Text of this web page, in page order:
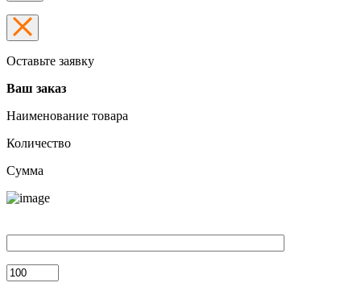
Оставьте заявку
Ваш заказ
Наименование товара
Количество
Сумма